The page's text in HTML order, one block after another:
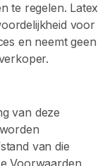
te regelen. Latex
voor
en neemt geen
van deze
van die
Voorwaarden